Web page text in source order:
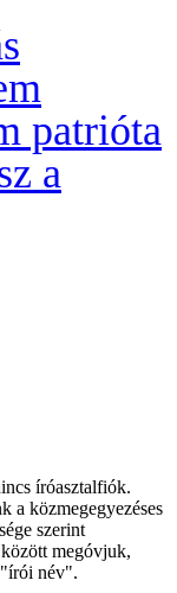
patrióta
a
íróasztalfiók.
a közmegegyezéses
szerint
megóvjuk,
"írói név".